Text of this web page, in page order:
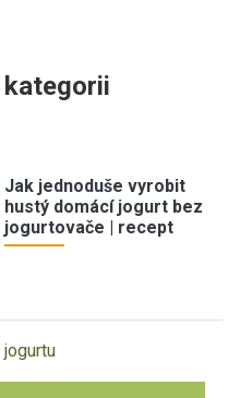
Jak jednoduše vyrobit
hustý domácí jogurt bez
jogurtovače | recept